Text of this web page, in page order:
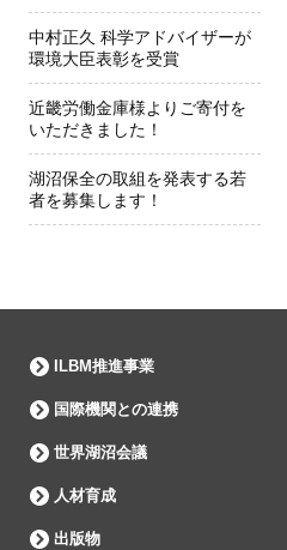
中村正久 科学アドバイザーが
環境大臣表彰を受賞
近畿労働金庫様よりご寄付を
いただきました！
湖沼保全の取組を発表する若
者を募集します！
ILBM推進事業
国際機関との連携
世界湖沼会議
人材育成
出版物